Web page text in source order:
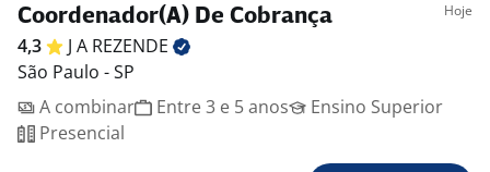
Coordenador(A) De Cobrança Hoje
4,3 J A REZENDE
São Paulo - SP
A combinar
Entre 3 e 5 anos
Ensino Superior
Presencial